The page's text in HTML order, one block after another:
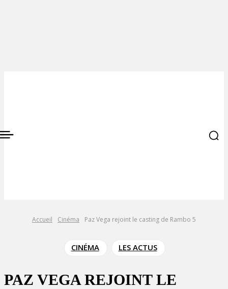
Accueil Cinéma Paz Vega rejoint le casting de Rambo 5
CINÉMA LES ACTUS
PAZ VEGA REJOINT LE